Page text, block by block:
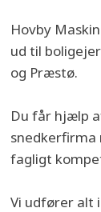
Hovby
ud til
og Præstø.
Du får hjælp
snedkerfirma
fagligt
Vi udfører alt